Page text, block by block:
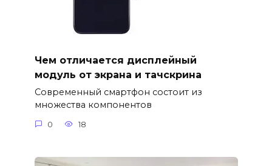
Чем отличается дисплейный
модуль от экрана и тачскрина
Современный смартфон состоит из
множества компонентов
0 18